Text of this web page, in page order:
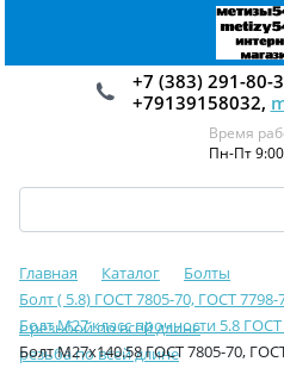
+7 (383) 291-80-
+79139158032,
Время
Пн-Пт
Главная Каталог
Болты
Болт ( 5.8) ГОСТ 7805-70, ГОСТ
с резьбой по всей длине
Болт М27 класс прочности 5.8
резьба по всей длине
Болт М27х140.58 ГОСТ 7805-70,